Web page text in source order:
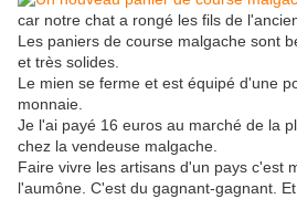
car notre chat a rongé les fils de
Les paniers de course malgache sont
et très solides.
Le mien se ferme et est équipé d'une
monnaie.
Je l'ai payé 16 euros au marché de la
chez la vendeuse malgache.
Faire vivre les artisans d'un pays c'est
l'aumône. C'est du gagnant-gagnant.